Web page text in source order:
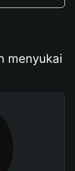
menyukai